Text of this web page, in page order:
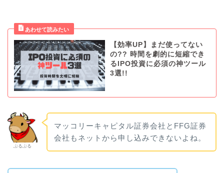
【効率UP】まだ使ってない
の?? 時間を劇的に短縮でき
るIPO投資に必須の神ツール
3選!!
ぶるぶる
マッコリーキャピタル証券会社とFFG証券
会社もネットから申し込みできないよね。